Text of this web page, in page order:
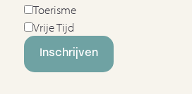
Toerisme
Vrije Tijd